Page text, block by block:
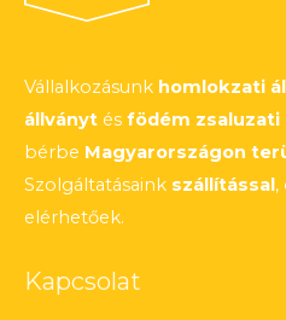
Vállalkozásunk homlokzati
állványt és födém
bérbe Magyarországon
Szolgáltatásaink szállítással,
elérhetőek.
Kapcsolat